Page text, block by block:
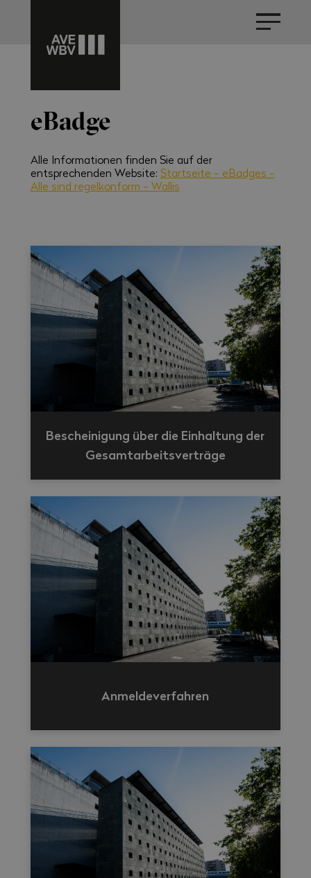
eBadge
Alle Informationen finden Sie auf der
entsprechenden Website: Startseite - eBadges -
Alle sind regelkonform - Wallis
Bescheinigung über die Einhaltung der
Gesamtarbeitsverträge
Anmeldeverfahren